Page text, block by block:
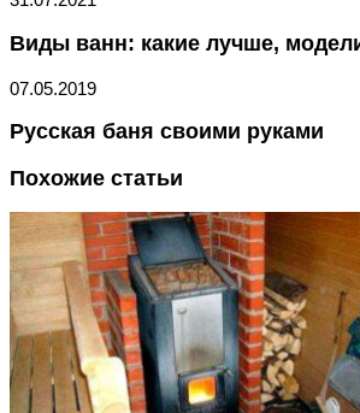
Виды ванн: какие лучше,
07.05.2019
Русская баня своими руками
Похожие статьи